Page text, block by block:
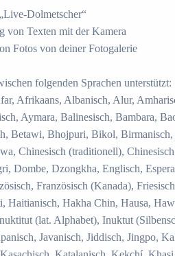
Dolmetscher“
von Texten mit der Kamera
Fotos von deiner Fotogalerie
folgenden Sprachen unterstützt:
Afrikaans, Albanisch, Alur,
Aymara, Balinesisch, Bambara,
Betawi, Bhojpuri, Bikol,
Chinesisch (traditionell),
Dombe, Dzongkha, Englisch,
Französisch (Kanada),
Haitianisch, Hakha Chin, Hausa,
(lat. Alphabet), Inuktut
Javanisch, Jiddisch, Jingpo,